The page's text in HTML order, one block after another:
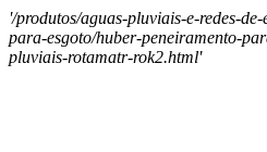
'/produtos/aguas-pluviais-e-redes-
para-esgoto/huber-peneiramento-
pluviais-rotamatr-rok2.html'